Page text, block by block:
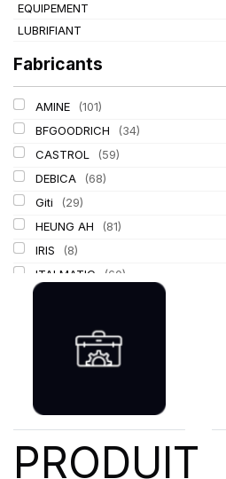
EQUIPEMENT
LUBRIFIANT
Fabricants
AMINE
(101)
BFGOODRICH
(34)
CASTROL
(59)
DEBICA
(68)
Giti
(29)
HEUNG AH
(81)
IRIS
(8)
ITALMATIC
(60)
LING LONG (152)
MICHELIN (345)
Mondolfo ferro (31)
PROMETEON
(18)
PRODUIT